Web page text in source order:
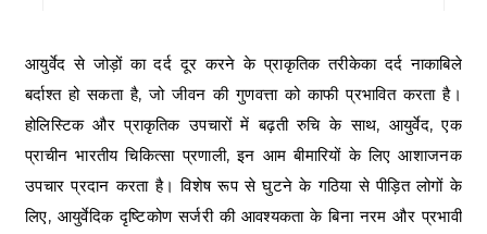
आयुर्वेद से जोड़ों का दर्द दूर करने के प्राकृतिक तरीकेका दर्द नाकाबिले
बर्दाश्त हो सकता है, जो जीवन की गुणवत्ता को काफी प्रभावित करता है।
होलिस्टिक और प्राकृतिक उपचारों में बढ़ती रुचि के साथ, आयुर्वेद, एक
प्राचीन भारतीय चिकित्सा प्रणाली, इन आम बीमारियों के लिए आशाजनक
उपचार प्रदान करता है। विशेष रूप से घुटने के गठिया से पीड़ित लोगों के
लिए, आयुर्वेदिक दृष्टिकोण सर्जरी की आवश्यकता के बिना नरम और प्रभावी